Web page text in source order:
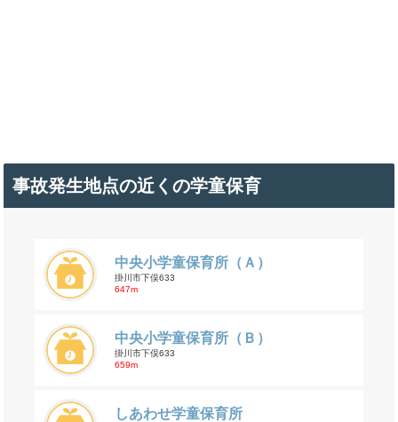
事故発生地点の近くの学童保育
中央小学童保育所（Ａ）
掛川市下俣633
647m
中央小学童保育所（Ｂ）
掛川市下俣633
659m
しあわせ学童保育所